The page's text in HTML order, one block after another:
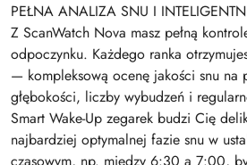
PEŁNA ANALIZA SNU I
Z ScanWatch Nova masz pełną
odpoczynku. Każdego ranka
— kompleksową ocenę jakości snu na
głębokości, liczby wybudzeń i
Smart Wake-Up zegarek budzi Cię
najbardziej optymalnej fazie snu w